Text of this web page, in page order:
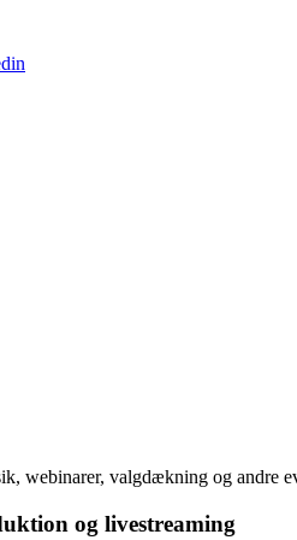
webinarer, valgdækning og andre
og livestreaming